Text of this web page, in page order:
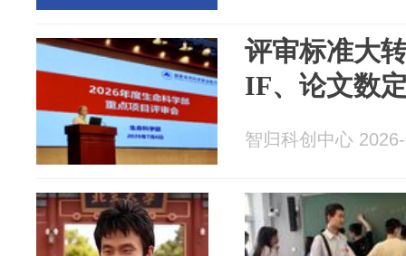
评审标准大
IF、论文数
智归科创中心